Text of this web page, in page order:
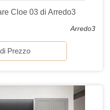
Cloe 03 di Arredo3
Arredo3
Prezzo